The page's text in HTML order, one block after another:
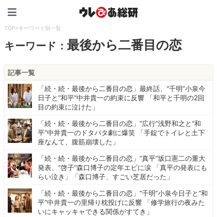
TOP>キーワード別一覧
キーワード：最後から二番目の恋
記事一覧
「続・続・最後から二番目の恋」最終話、“千明”小泉今
日子と“和平”中井貴一の約束に反響 「和平と千明の2回
目の約束に泣けた」
「続・続・最後から二番目の恋」“広行”浅野和之と“和
平”中井貴一のドタバタ劇に爆笑 「手錠でトイレと土下
座なんて、腹筋崩壊した」
「続・続・最後から二番目の恋」“真平”坂口憲二の重大
発表、“啓子”森口博子の定年エピに涙 「真平の発表にも
らい泣き」「森口博子、すごい芝居だった」
「続・続・最後から二番目の恋」“千明”小泉今日子と“和
平”中井貴一の里帰り枕投げに反響 「修学旅行の夜みた
いにキャッキャできる関係がすてき」